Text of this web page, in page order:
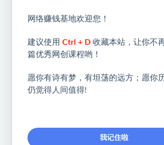
网络赚钱基地欢迎您！
建议使用 Ctrl + D 收藏本站，让你不
篇优秀网创课程哟！
愿你有诗有梦，有坦荡的远方；愿你
仍觉得人间值得!
我记住啦